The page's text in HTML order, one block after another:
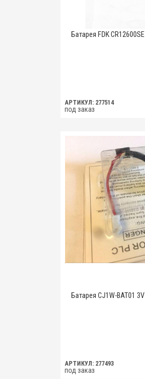
Батарея FDK CR12600SE
АРТИКУЛ: 277514
под заказ
Батарея CJ1W-BAT01 3V
АРТИКУЛ: 277493
под заказ